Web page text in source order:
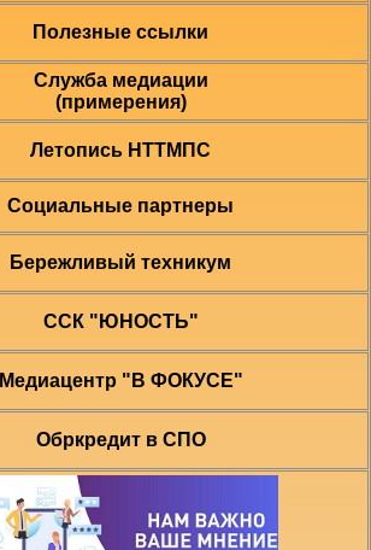
Полезные ссылки
Служба медиации
(примерения)
Летопись НТТМПС
Социальные партнеры
Бережливый техникум
ССК "ЮНОСТЬ"
Медиацентр "В ФОКУСЕ"
Обркредит в СПО